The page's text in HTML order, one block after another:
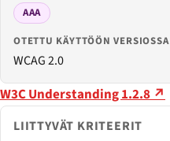
AAA
OTETTU KÄYTTÖÖN VERSIOSSA
WCAG 2.0
W3C Understanding 1.2.8 ↗
LIITTYVÄT KRITEERIT